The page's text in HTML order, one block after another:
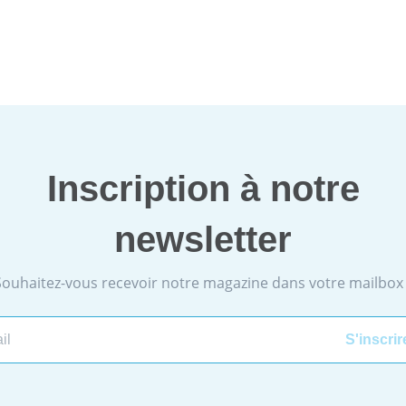
Inscription à notre
newsletter
vous recevoir notre magazine dans votre mailbox